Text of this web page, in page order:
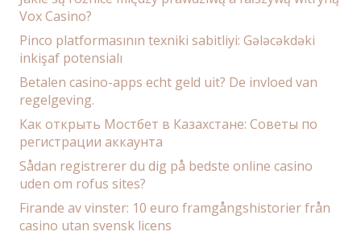
Vox Casino?
Pinco platformasının texniki sabitliyi: Gələcəkdəki
inkişaf potensialı
Betalen casino-apps echt geld uit? De invloed van
regelgeving.
Как открыть Мостбет в Казахстане: Советы по
регистрации аккаунта
Sådan registrerer du dig på bedste online casino
uden om rofus sites?
Firande av vinster: 10 euro framgångshistorier från
casino utan svensk licens